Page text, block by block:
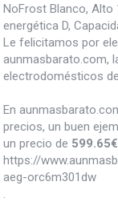
NoFrost Blanco, Alto
energética D,
Le felicitamos por
aunmasbarato.com,
electrodomésticos
En
precios, un buen
un precio de 599.65€
https://
aeg-orc6m301dw
.